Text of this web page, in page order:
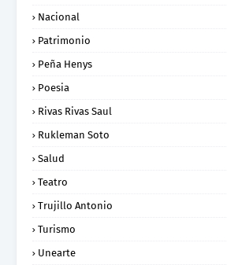
Nacional
Patrimonio
Peña Henys
Poesia
Rivas Rivas Saul
Rukleman Soto
Salud
Teatro
Trujillo Antonio
Turismo
Unearte